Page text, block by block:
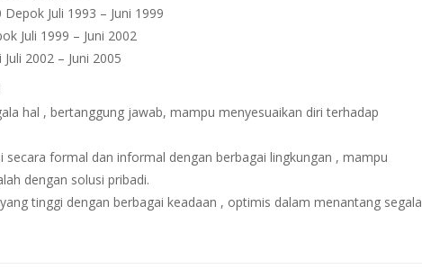
Juli 1993 – Juni 1999
Juli 1999 – Juni 2002
2002 – Juni 2005
hal , bertanggung jawab, mampu menyesuaikan diri terhadap
secara formal dan informal dengan berbagai lingkungan , mampu
dengan solusi pribadi.
tinggi dengan berbagai keadaan , optimis dalam menantang segala